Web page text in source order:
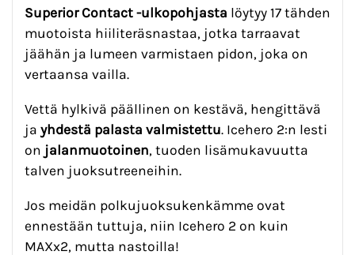
Superior Contact -ulkopohjasta löytyy 17 tähden
muotoista hiiliteräsnastaa, jotka tarraavat
jäähän ja lumeen varmistaen pidon, joka on
vertaansa vailla.
Vettä hylkivä päällinen on kestävä, hengittävä
ja yhdestä palasta valmistettu. Icehero 2:n lesti
on jalanmuotoinen, tuoden lisämukavuutta
talven juoksutreeneihin.
Jos meidän polkujuoksukenkämme ovat
ennestään tuttuja, niin Icehero 2 on kuin
MAXx2, mutta nastoilla!